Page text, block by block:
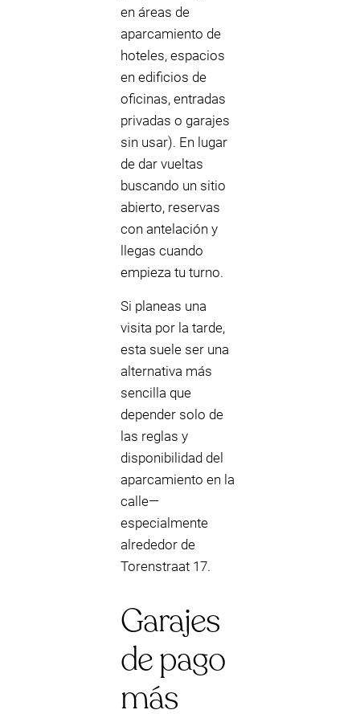
en áreas de
aparcamiento de
hoteles, espacios
en edificios de
oficinas, entradas
privadas o garajes
sin usar). En lugar
de dar vueltas
buscando un sitio
abierto, reservas
con antelación y
llegas cuando
empieza tu turno.
Si planeas una
visita por la tarde,
esta suele ser una
alternativa más
sencilla que
depender solo de
las reglas y
disponibilidad del
aparcamiento en la
calle—
especialmente
alrededor de
Torenstraat 17.
Garajes
de pago
más